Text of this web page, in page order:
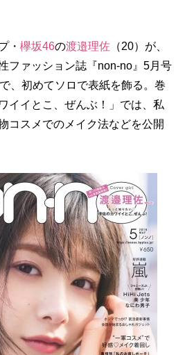
・ 欅坂46の渡邉理佐（20）が、
ファッション誌『non-no』5月号
、初めてソロで表紙を飾る。巻
イイとこ、ぜんぶ！」では、私
コスメでのメイク法などを公開